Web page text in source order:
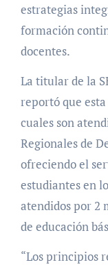
estrategias
formación
docentes.
La titular de la
reportó que
cuales son
Regionales de
ofreciendo el
estudiantes en
atendidos por 2
de educación
“Los principios